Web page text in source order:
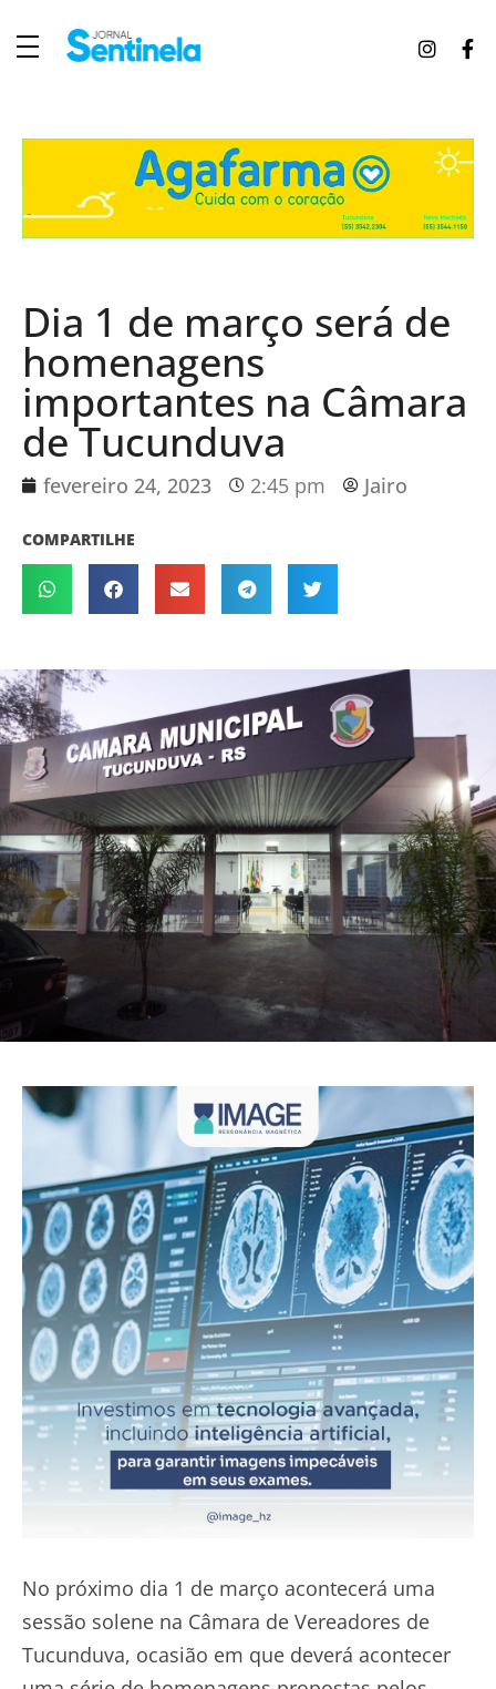
Dia 1 de março será de
homenagens
importantes na Câmara
de Tucunduva
fevereiro 24, 2023 2:45 pm Jairo
COMPARTILHE
No próximo dia 1 de março acontecerá uma
sessão solene na Câmara de Vereadores de
Tucunduva, ocasião em que deverá acontecer